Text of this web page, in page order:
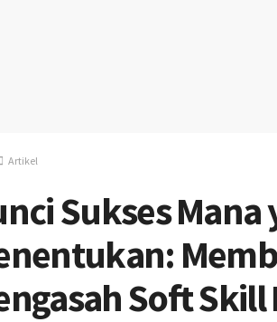
Artikel
Sukses Mana
Soft Skill